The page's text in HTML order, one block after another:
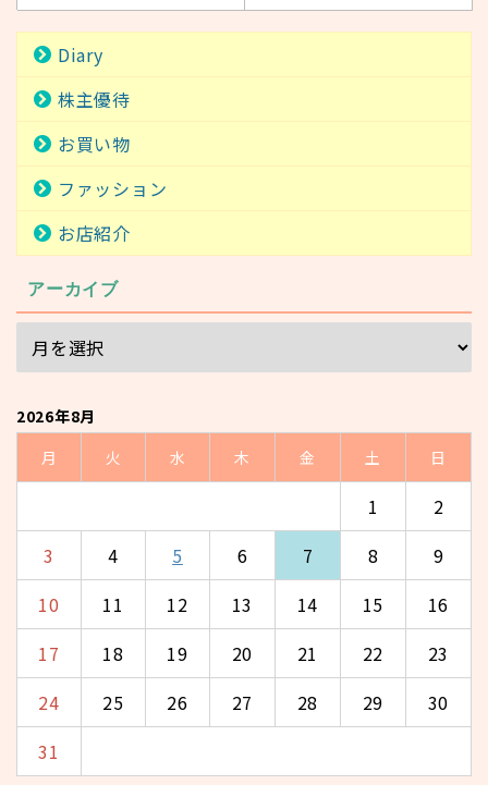
Diary
株主優待
お買い物
ファッション
お店紹介
アーカイブ
2026年8月
月
火 水 木 金 土 日
1
2
3
4 5 6 7 8
9
10
11 12 13 14 15
16
17
18 19 20 21 22
23
24
25 26 27 28 29
30
31